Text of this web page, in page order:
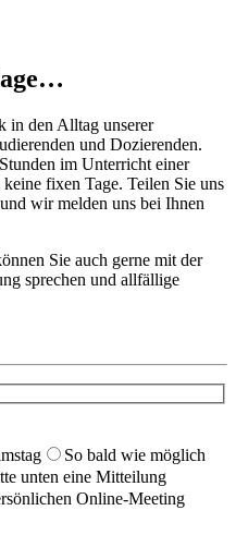
in den Alltag unserer
und Dozierenden.
im Unterricht einer
fixen Tage. Teilen Sie uns
wir melden uns bei Ihnen
Sie auch gerne mit der
sprechen und allfällige
So bald wie möglich
unten eine Mitteilung
Online-Meeting